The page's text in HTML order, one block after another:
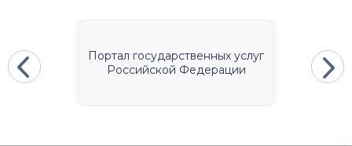
Портал государственных услуг
Российской Федерации